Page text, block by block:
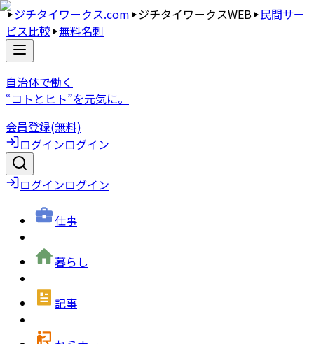
ジチタイワークス.com ジチタイワークスWEB 民間サー
ビス比較 無料名刺
自治体で働く
“コトとヒト”を元気に。
会員登録(無料)
ログインログイン
ログインログイン
仕事
暮らし
記事